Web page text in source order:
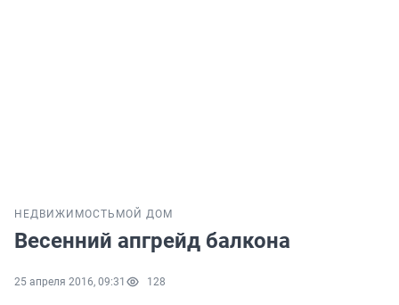
НЕДВИЖИМОСТЬ МОЙ ДОМ
Весенний апгрейд балкона
25 апреля 2016, 09:31 128